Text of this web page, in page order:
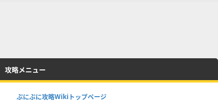
攻略メニュー
ぷにぷに攻略Wikiトップページ